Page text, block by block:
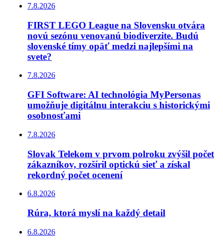
7.8.2026
FIRST LEGO League na Slovensku otvára
novú sezónu venovanú biodiverzite. Budú
slovenské tímy opäť medzi najlepšími na
svete?
7.8.2026
GFI Software: AI technológia MyPersonas
umožňuje digitálnu interakciu s historickými
osobnosťami
7.8.2026
Slovak Telekom v prvom polroku zvýšil počet
zákazníkov, rozšíril optickú sieť a získal
rekordný počet ocenení
6.8.2026
Rúra, ktorá myslí na každý detail
6.8.2026